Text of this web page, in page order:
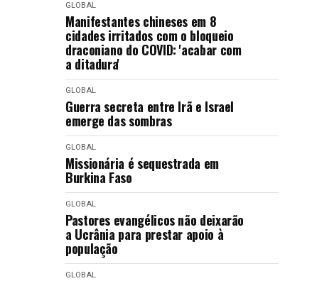
GLOBAL
Manifestantes chineses em 8
cidades irritados com o bloqueio
draconiano do COVID: 'acabar com
a ditadura'
GLOBAL
Guerra secreta entre Irã e Israel
emerge das sombras
GLOBAL
Missionária é sequestrada em
Burkina Faso
GLOBAL
Pastores evangélicos não deixarão
a Ucrânia para prestar apoio à
população
GLOBAL